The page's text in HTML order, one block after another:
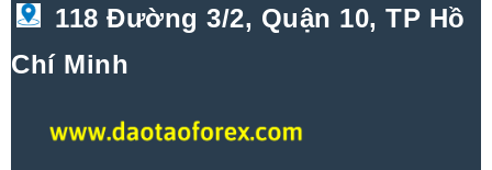
118 Đường 3/2, Quận 10, TP Hồ
Chí Minh